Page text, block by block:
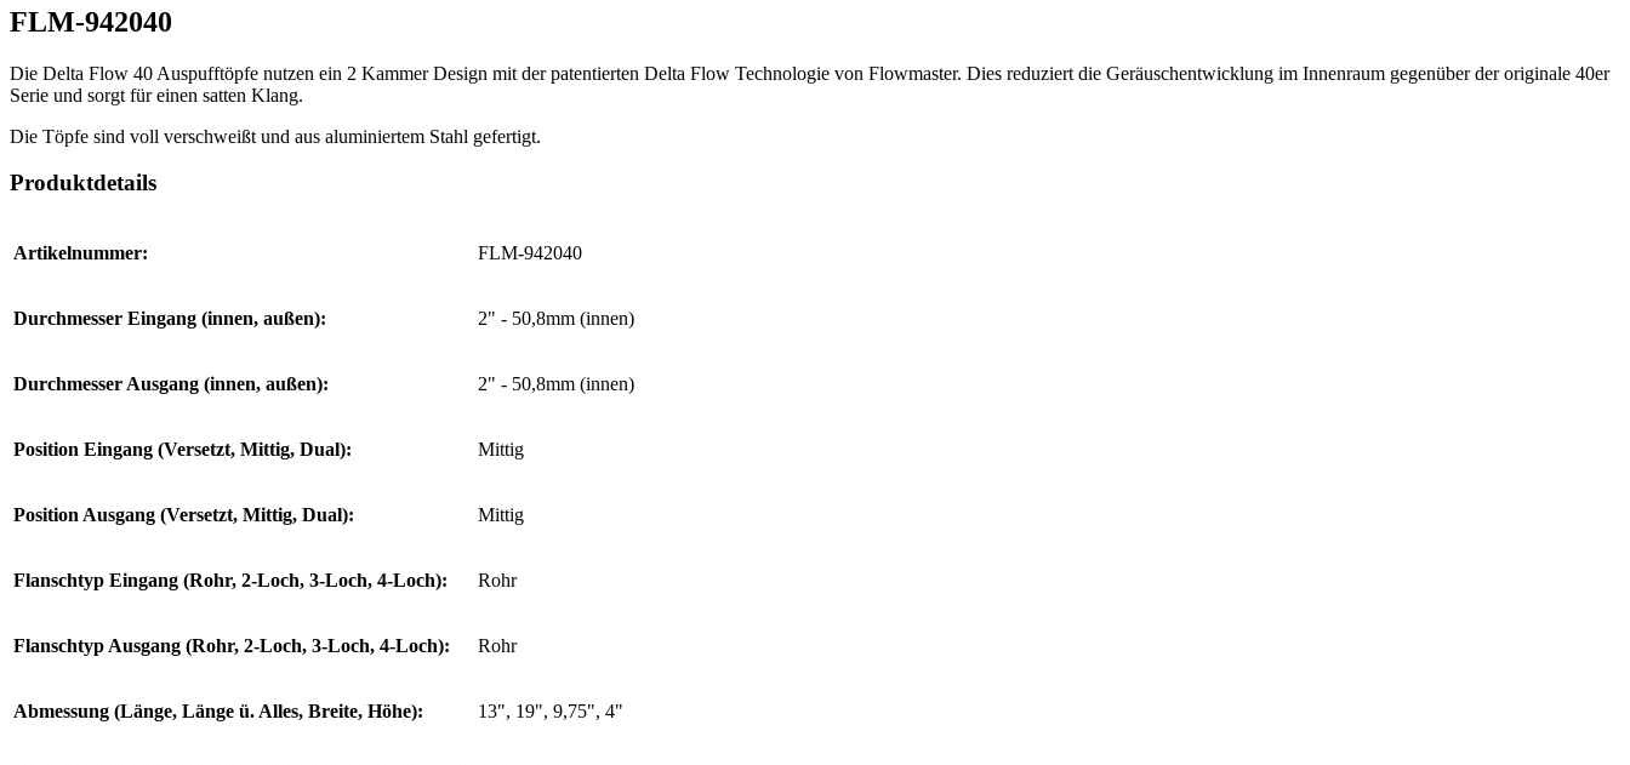
FLM-942040
Die Delta Flow 40 Auspufftöpfe nutzen ein 2 Kammer Design mit der patentierten Delta Flow Technologie von Flowmaster. Dies reduziert die Geräuschentwicklung im Innenraum gegenüber der originale 40er
Serie und sorgt für einen satten Klang.
Die Töpfe sind voll verschweißt und aus aluminiertem Stahl gefertigt.
Produktdetails
Artikelnummer: FLM-942040
Durchmesser Eingang (innen, außen): 2" - 50,8mm (innen)
Durchmesser Ausgang (innen, außen): 2" - 50,8mm (innen)
Position Eingang (Versetzt, Mittig, Dual): Mittig
Position Ausgang (Versetzt, Mittig, Dual): Mittig
Flanschtyp Eingang (Rohr, 2-Loch, 3-Loch, 4-Loch): Rohr
Flanschtyp Ausgang (Rohr, 2-Loch, 3-Loch, 4-Loch): Rohr
Abmessung (Länge, Länge ü. Alles, Breite, Höhe): 13", 19", 9,75", 4"